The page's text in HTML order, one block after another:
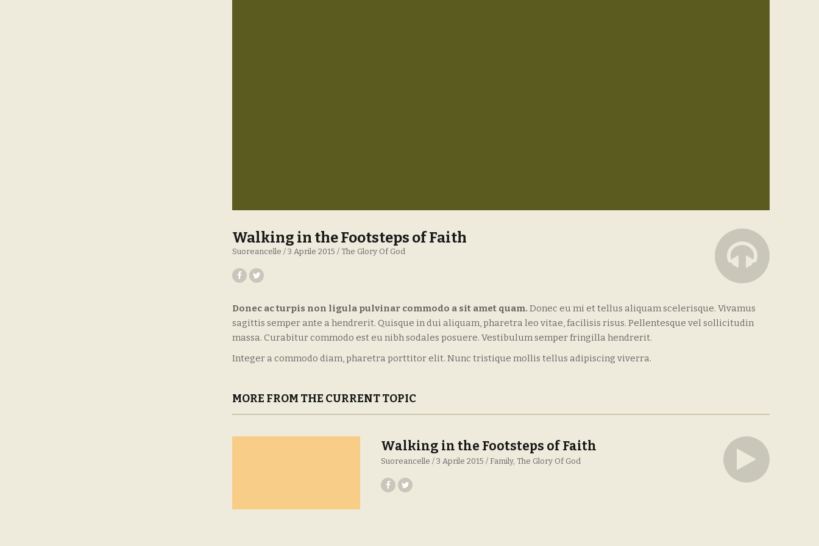
Walking in the Footsteps of Faith
Suoreancelle 3 Aprile 2015 The Glory Of God
Donec ac turpis non ligula pulvinar commodo a sit amet quam. Donec eu mi et tellus aliquam scelerisque. Vivamus
sagittis semper ante a hendrerit. Quisque in dui aliquam, pharetra leo vitae, facilisis risus. Pellentesque vel sollicitudin
massa. Curabitur commodo est eu nibh sodales posuere. Vestibulum semper fringilla hendrerit.
Integer a commodo diam, pharetra porttitor elit. Nunc tristique mollis tellus adipiscing viverra.
MORE FROM THE CURRENT TOPIC
Walking in the Footsteps of Faith
Suoreancelle 3 Aprile 2015 Family The Glory Of God